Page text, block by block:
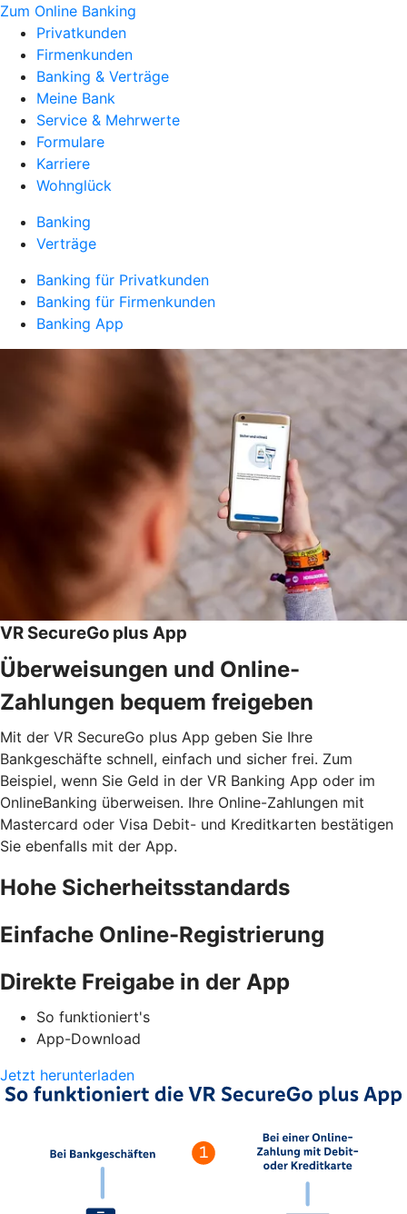
Zum Online Banking
Privatkunden
Firmenkunden
Banking & Verträge
Meine Bank
Service & Mehrwerte
Formulare
Karriere
Wohnglück
Banking
Verträge
Banking für Privatkunden
Banking für Firmenkunden
Banking App
VR SecureGo plus App
Überweisungen und Online-
Zahlungen bequem freigeben
Mit der VR SecureGo plus App geben Sie Ihre
Bankgeschäfte schnell, einfach und sicher frei. Zum
Beispiel, wenn Sie Geld in der VR Banking App oder im
OnlineBanking überweisen. Ihre Online-Zahlungen mit
Mastercard oder Visa Debit- und Kreditkarten bestätigen
Sie ebenfalls mit der App.
Hohe Sicherheitsstandards
Einfache Online-Registrierung
Direkte Freigabe in der App
So funktioniert's
App-Download
Jetzt herunterladen